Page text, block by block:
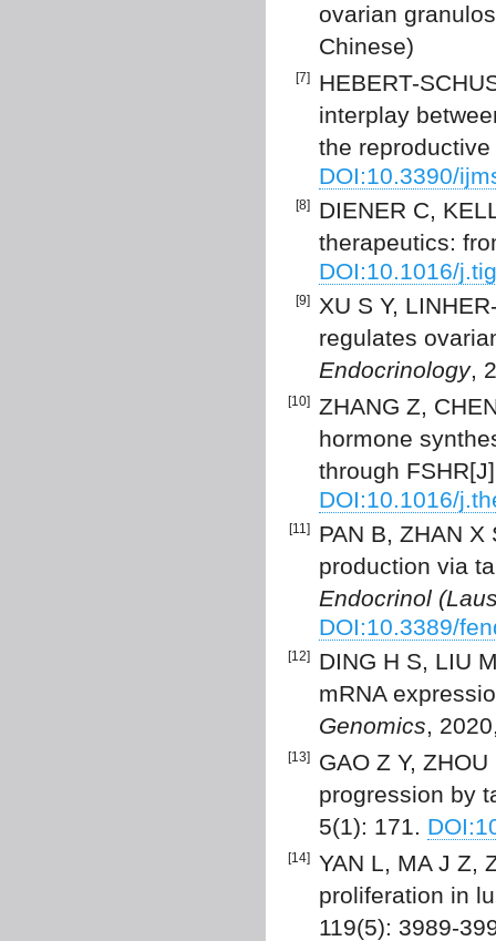
ovarian
Chinese)
[7]
HEBERT-
interplay
the
DOI:10.3390/
[8]
DIENER C,
therapeutics:
DOI:10.1016/
[9]
XU S Y,
regulates
Endocrinology,
[10]
ZHANG Z,
hormone
through
DOI:10.1016/
[11]
PAN B, ZHAN
production via
Endocrinol
DOI:10.3389/
[12]
DING H S, LIU
mRNA
Genomics,
[13]
GAO Z Y,
progression by
5(1): 171.
[14]
YAN L, MA J Z,
proliferation in
119(5): 3989-